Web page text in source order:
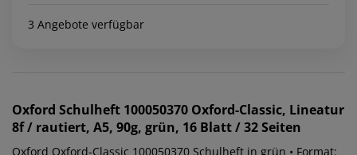
3 Angebote verfügbar
Oxford Schulheft 100050370 Oxford-Classic, Lineatur
8f / rautiert, A5, 90g, grün, 16 Blatt / 32 Seiten
Oxford Oxford-Classic 100050370 Schulheft in grün • Format: